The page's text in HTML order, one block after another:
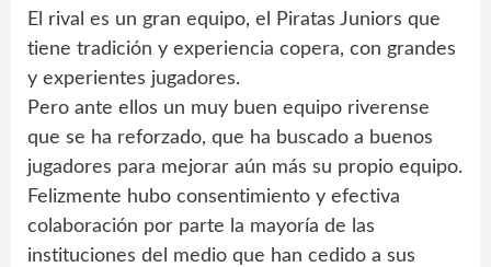
El rival es un gran equipo, el Piratas Juniors que
tiene tradición y experiencia copera, con grandes
y experientes jugadores.
Pero ante ellos un muy buen equipo riverense
que se ha reforzado, que ha buscado a buenos
jugadores para mejorar aún más su propio equipo.
Felizmente hubo consentimiento y efectiva
colaboración por parte la mayoría de las
instituciones del medio que han cedido a sus